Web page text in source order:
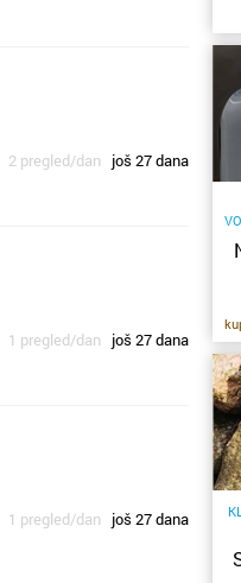
2 pregled/dan još 27 dana
1 pregled/dan još 27 dana
1 pregled/dan još 27 dana